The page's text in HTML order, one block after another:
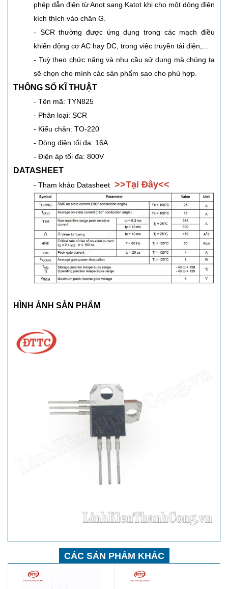
phép dẫn điện từ Anot sang Katot khi cho một dòng điện
kích thích vào chân G.
- SCR thường được ứng dụng trong các mạch điều
khiển động cơ AC hay DC, trong việc truyền tải điện,...
- Tuỳ theo chức năng và nhu cầu sử dung mà chúng ta
sẽ chọn cho mình các sản phẩm sao cho phù hợp.
THÔNG SỐ KĨ THUẬT
- Tên mã: TYN825
- Phân loại: SCR
- Kiểu chân: TO-220
- Dòng điện tối đa: 16A
- Điện áp tối đa: 800V
DATASHEET
- Tham khảo Datasheet >>Tại Đây<<
HÌNH ẢNH SẢN PHẨM
CÁC SẢN PHẨM KHÁC